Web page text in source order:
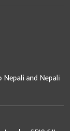
and Nepali